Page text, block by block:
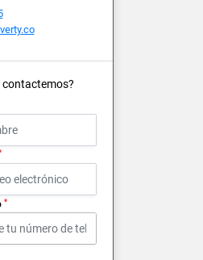
contactemos?
*